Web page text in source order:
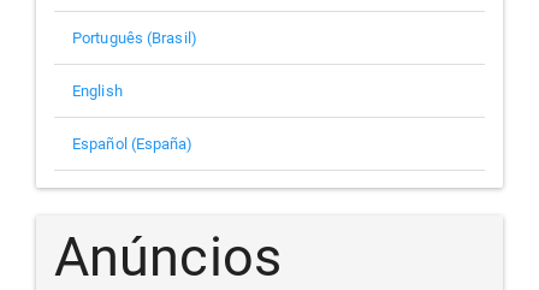
Português (Brasil)
English
Español (España)
Anúncios